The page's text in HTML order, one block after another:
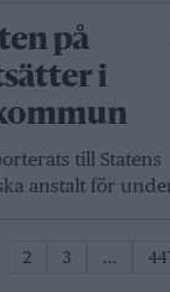
på
i
till Statens
anstalt för
2 3 …